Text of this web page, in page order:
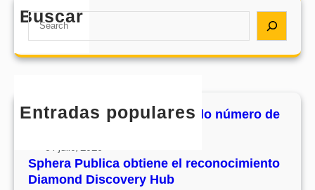
Buscar
S
a
h
Entradas populares
MHJournal publica el segundo número de
Sphera Publica obtiene el reconocimiento
Diamond Discovery Hub